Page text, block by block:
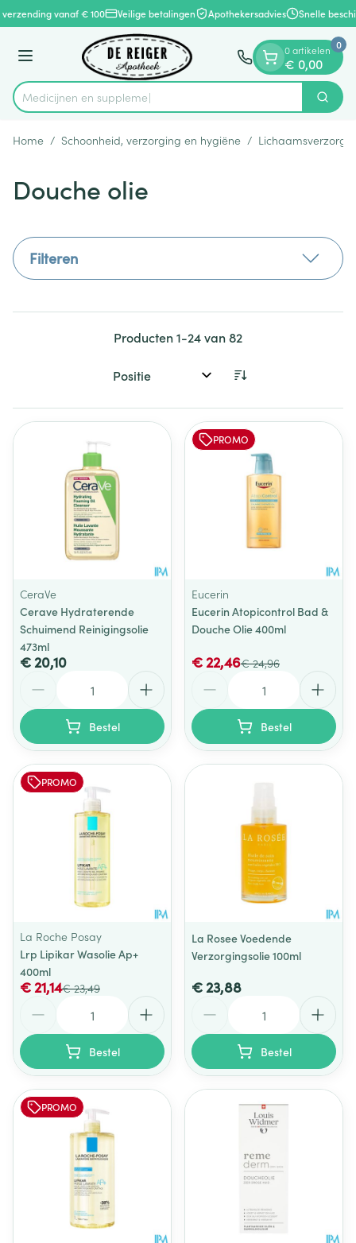
Ga naar de inhoud
1 van 1vanaf € 100 Veilige betalingen Apothekersadvies Snelle
Menu
Product, merk, categorie...
Med Zoek
0 artikelen
€ 0,00
0
Home / Schoonheid, verzorging en hygiëne /
Douche olie
Filteren
Producten1-24van82
Sorteer op:
CeraVe
Cerave Hydraterende
Schuimend Reinigingsolie
473ml
€ 20,10
Bestel
PROMO
Eucerin
Eucerin Atopicontrol Bad &
Douche Olie 400ml
€ 24,96
€ 22,46
Bestel
PROMO
La Roche Posay
Lrp Lipikar Wasolie Ap+
400ml
€ 23,49
€ 21,14
Bestel
La Rosee Voedende
Verzorgingsolie 100ml
€ 23,88
Bestel
PROMO